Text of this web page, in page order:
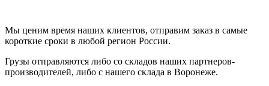
Мы ценим время наших клиентов, отправим заказ в самые
короткие сроки в любой регион России.
Грузы отправляются либо со складов наших партнеров-
производителей, либо с нашего склада в Воронеже.